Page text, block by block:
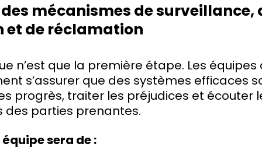
mécanismes de surveillance,
et de réclamation
n’est que la première étape. Les
s’assurer que des systèmes efficaces
progrès, traiter les préjudices et écouter
des parties prenantes.
sera de :